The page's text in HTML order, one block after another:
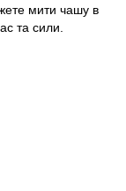
мити чашу в
та сили.